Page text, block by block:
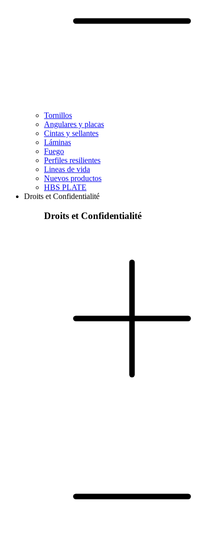
Tornillos
Angulares y placas
Cintas y sellantes
Láminas
Fuego
Perfiles resilientes
Lineas de vida
Nuevos productos
HBS PLATE
Droits et Confidentialité
Droits et Confidentialité